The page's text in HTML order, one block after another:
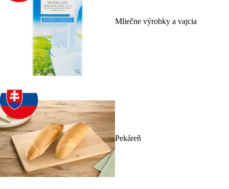
Mliečne výrobky a vajcia
Pekáreň